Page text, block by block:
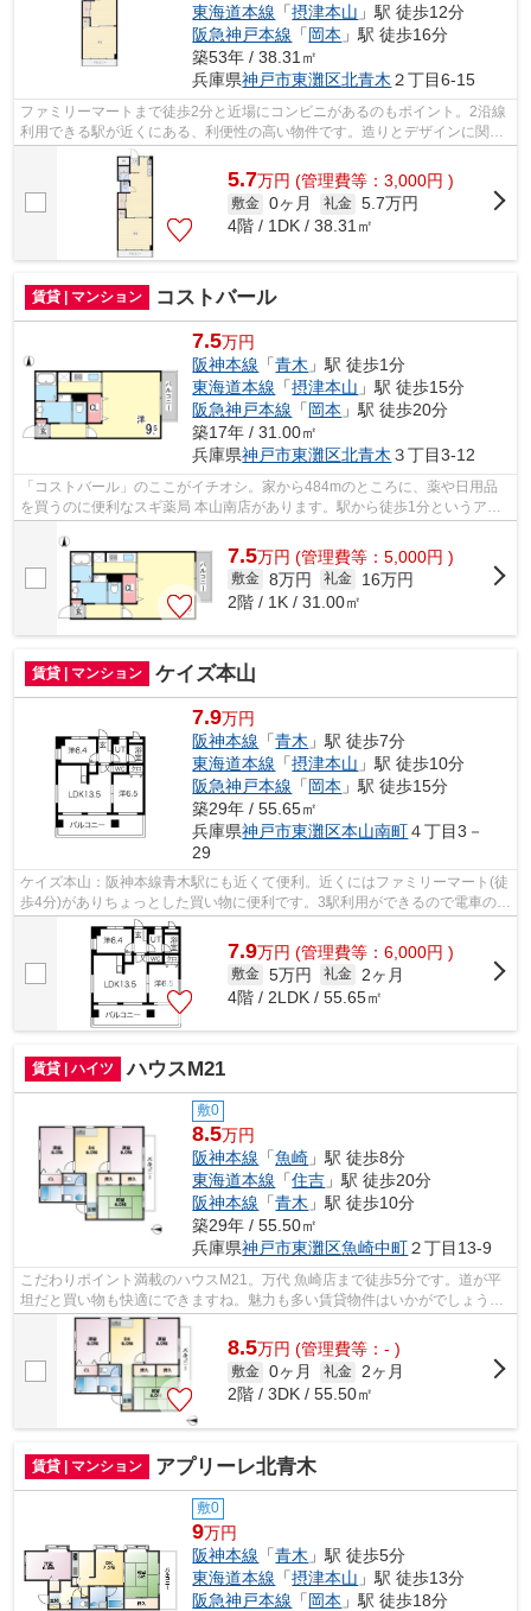
東海道本線 「摂津本山 」駅 徒歩12分
阪急神戸本線 「岡本 」駅 徒歩16分
築53年 / 38.31㎡
兵庫県神戸市東灘区北青木 ２丁目6-15
ファミリーマートまで徒歩2分と近場にコンビニがあるのもポイント。2沿線
利用できる駅が近くにある、利便性の高い物件です。造りとデザインに関し
て、自信をもって情報を提供できるマ...
5.7万円 (管理費等：3,000円 )
敷金 0ヶ月 礼金 5.7万円
4階 / 1DK / 38.31㎡
賃貸 | マンション コストバール
7.5万円
阪神本線 「青木 」駅 徒歩1分
東海道本線 「摂津本山 」駅 徒歩15分
阪急神戸本線 「岡本 」駅 徒歩20分
築17年 / 31.00㎡
兵庫県神戸市東灘区北青木 ３丁目3-12
「コストバール」のここがイチオシ。家から484mのところに、薬や日用品
を買うのに便利なスギ薬局 本山南店があります。駅から徒歩1分というアク
7.5万円 (管理費等：5,000円 )
敷金 8万円 礼金
16万円
2階 / 1K / 31.00㎡
賃貸 | マンション ケイズ本山
7.9万円
阪神本線 「青木 」駅 徒歩7分
東海道本線 「摂津本山 」駅 徒歩10分
阪急神戸本線 「岡本 」駅 徒歩15分
築29年 / 55.65㎡
兵庫県神戸市東灘区本山南町４丁目3－
29
ケイズ本山：阪神本線青木駅にも近くて便利。近くにはファミリーマート(徒
歩4分)がありちょっとした買い物に便利です。3駅利用ができるので電車の利
用に役立つマンションです。魅力も...
7.9万円 (管理費等：6,000円 )
敷金 5万円 礼金
2ヶ月
4階 / 2LDK / 55.65㎡
賃貸 | ハイツ ハウスM21
敷0
8.5万円
阪神本線 「魚崎 」駅 徒歩8分
東海道本線 「住吉 」駅 徒歩20分
阪神本線 「青木 」駅 徒歩10分
築29年 / 55.50㎡
兵庫県神戸市東灘区魚崎中町２丁目13-9
こだわりポイント満載のハウスM21。万代 魚崎店まで徒歩5分です。道が平
坦だと買い物も快適にできますね。魅力も多い賃貸物件はいかがでしょう
か。できるだけ早めに不動産情報を集めた...
8.5万円 (管理費等：- )
敷金 0ヶ月 礼金 2ヶ月
2階 / 3DK / 55.50㎡
賃貸 | マンション アプリーレ北青木
敷0
9万円
阪神本線 「青木 」駅 徒歩5分
東海道本線 「摂津本山 」駅 徒歩13分
阪急神戸本線 「岡本 」駅 徒歩18分